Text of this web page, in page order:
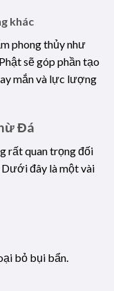
khác
phong thủy như
sẽ góp phần tạo
mắn và lực lượng
Đá
rất quan trọng đối
đây là một vài
bỏ bụi bẩn.